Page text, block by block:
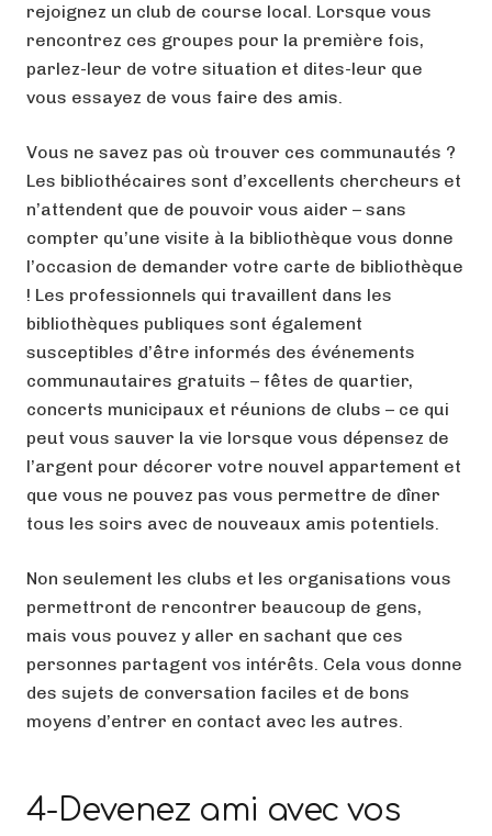
rejoignez un club de course local. Lorsque vous
rencontrez ces groupes pour la première fois,
parlez-leur de votre situation et dites-leur que
vous essayez de vous faire des amis.
Vous ne savez pas où trouver ces communautés ?
Les bibliothécaires sont d’excellents chercheurs et
n’attendent que de pouvoir vous aider – sans
compter qu’une visite à la bibliothèque vous donne
l’occasion de demander votre carte de bibliothèque
! Les professionnels qui travaillent dans les
bibliothèques publiques sont également
susceptibles d’être informés des événements
communautaires gratuits – fêtes de quartier,
concerts municipaux et réunions de clubs – ce qui
peut vous sauver la vie lorsque vous dépensez de
l’argent pour décorer votre nouvel appartement et
que vous ne pouvez pas vous permettre de dîner
tous les soirs avec de nouveaux amis potentiels.
Non seulement les clubs et les organisations vous
permettront de rencontrer beaucoup de gens,
mais vous pouvez y aller en sachant que ces
personnes partagent vos intérêts. Cela vous donne
des sujets de conversation faciles et de bons
moyens d’entrer en contact avec les autres.
4-Devenez ami avec vos